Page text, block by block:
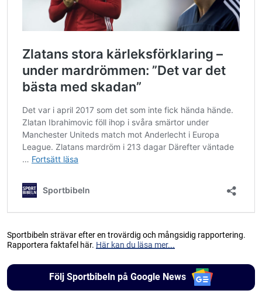
Sportbibeln strävar efter en trovärdig och mångsidig rapportering.
Rapportera faktafel här. Här kan du läsa mer...
Följ Sportbibeln på Google News